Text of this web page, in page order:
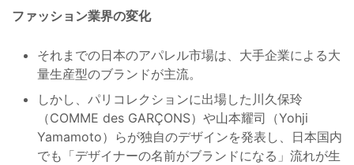
ファッション業界の変化
それまでの日本のアパレル市場は、大手企業による大
量生産型のブランドが主流。
しかし、パリコレクションに出場した川久保玲
（COMME des GARÇONS）や山本耀司（Yohji
Yamamoto）らが独自のデザインを発表し、日本国内
でも「デザイナーの名前がブランドになる」流れが生